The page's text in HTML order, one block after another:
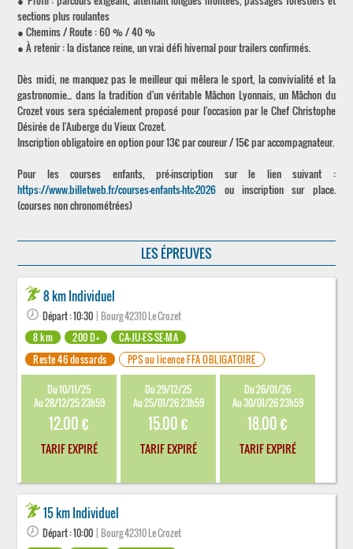
sections plus roulantes
● Chemins / Route : 60 % / 40 %
● À retenir : la distance reine, un vrai défi hivernal pour trailers confirmés.
Dès midi, ne manquez pas le meilleur qui mêlera le sport, la convivialité et la
gastronomie... dans la tradition d'un véritable Mâchon Lyonnais, un Mâchon du
Crozet vous sera spécialement proposé pour l'occasion par le Chef Christophe
Désirée de l'Auberge du Vieux Crozet.
Inscription obligatoire en option pour 13€ par coureur / 15€ par accompagnateur.
Pour les courses enfants, pré-inscription sur le lien suivant :
https://www.billetweb.fr/courses-enfants-htc-2026 ou inscription sur place.
(courses non chronométrées)
LES ÉPREUVES
8 km Individuel
Départ : 10:30 | Bourg 42310 Le Crozet
8 km
200 D+
CA-JU-ES-SE-MA
Reste 46 dossards
PPS ou licence FFA OBLIGATOIRE
Du 10/11/25
Au 28/12/25 23h59
12.00 €
TARIF EXPIRÉ
Du 29/12/25
Au 25/01/26 23h59
15.00 €
TARIF EXPIRÉ
Du 26/01/26
Au 30/01/26 23h59
18.00 €
TARIF EXPIRÉ
15 km Individuel
Départ : 10:00 | Bourg 42310 Le Crozet